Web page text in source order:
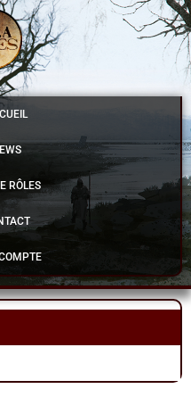
RÔLES